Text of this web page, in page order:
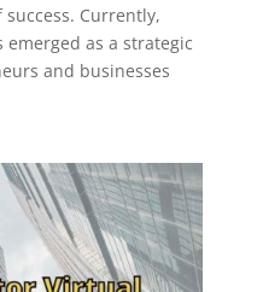
Currently,
as a strategic
and businesses